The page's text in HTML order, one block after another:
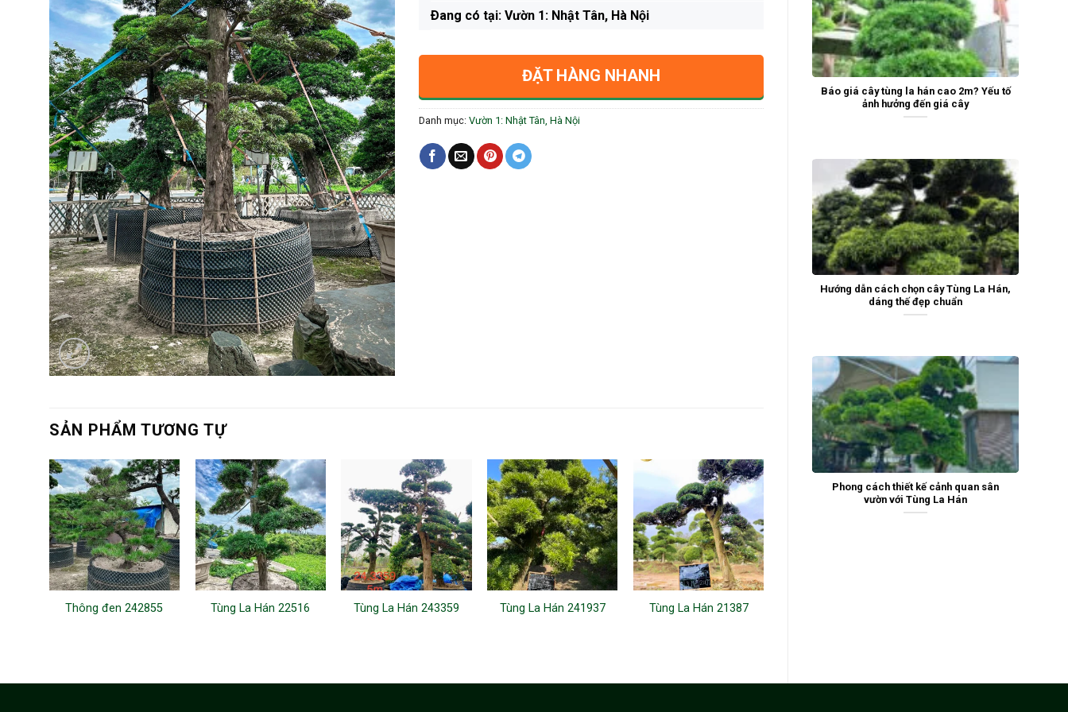
Báo giá cây tùng la hán cao 2m? Yếu tố
ảnh hưởng đến giá cây
Hướng dẫn cách chọn cây Tùng La Hán,
dáng thế đẹp chuẩn
Phong cách thiết kế cảnh quan sân
vườn với Tùng La Hán
Ðang có tại: Vườn 1: Nhật Tân, Hà Nội
ĐẶT HÀNG NHANH
Danh mục: Vườn 1: Nhật Tân, Hà Nội
SẢN PHẨM TƯƠNG TỰ
Thông đen 242855 Tùng La Hán 22516 Tùng La Hán 243359 Tùng La Hán 241937 Tùng La Hán 21387